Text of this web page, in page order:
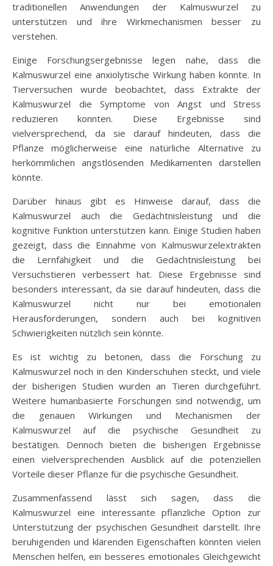
traditionellen Anwendungen der Kalmuswurzel zu
unterstützen und ihre Wirkmechanismen besser zu
verstehen.
Einige Forschungsergebnisse legen nahe, dass die
Kalmuswurzel eine anxiolytische Wirkung haben könnte. In
Tierversuchen wurde beobachtet, dass Extrakte der
Kalmuswurzel die Symptome von Angst und Stress
reduzieren konnten. Diese Ergebnisse sind
vielversprechend, da sie darauf hindeuten, dass die
Pflanze möglicherweise eine natürliche Alternative zu
herkömmlichen angstlösenden Medikamenten darstellen
könnte.
Darüber hinaus gibt es Hinweise darauf, dass die
Kalmuswurzel auch die Gedächtnisleistung und die
kognitive Funktion unterstützen kann. Einige Studien haben
gezeigt, dass die Einnahme von Kalmuswurzelextrakten
die Lernfähigkeit und die Gedächtnisleistung bei
Versuchstieren verbessert hat. Diese Ergebnisse sind
besonders interessant, da sie darauf hindeuten, dass die
Kalmuswurzel nicht nur bei emotionalen
Herausforderungen, sondern auch bei kognitiven
Schwierigkeiten nützlich sein könnte.
Es ist wichtig zu betonen, dass die Forschung zu
Kalmuswurzel noch in den Kinderschuhen steckt, und viele
der bisherigen Studien wurden an Tieren durchgeführt.
Weitere humanbasierte Forschungen sind notwendig, um
die genauen Wirkungen und Mechanismen der
Kalmuswurzel auf die psychische Gesundheit zu
bestätigen. Dennoch bieten die bisherigen Ergebnisse
einen vielversprechenden Ausblick auf die potenziellen
Vorteile dieser Pflanze für die psychische Gesundheit.
Zusammenfassend lässt sich sagen, dass die
Kalmuswurzel eine interessante pflanzliche Option zur
Unterstützung der psychischen Gesundheit darstellt. Ihre
beruhigenden und klärenden Eigenschaften könnten vielen
Menschen helfen, ein besseres emotionales Gleichgewicht